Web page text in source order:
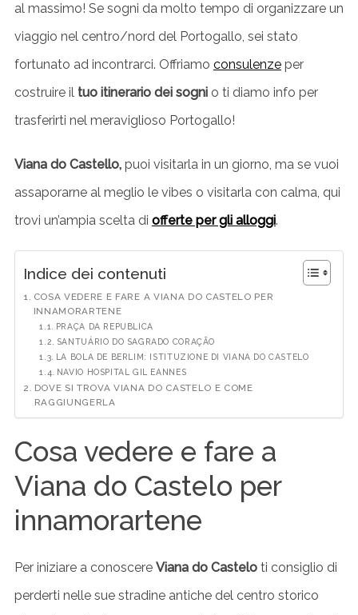
al massimo! Se sogni da molto tempo di organizzare un
viaggio nel centro/nord del Portogallo, sei stato
fortunato ad incontrarci. Offriamo consulenzeper
costruire il tuo itinerario dei sognio ti diamo info per
trasferirti nel meraviglioso Portogallo!
Viana do Castello,puoi visitarla in un giorno, ma se vuoi
assaporarne al meglio le vibes o visitarla con calma, qui
trovi un’ampia scelta di offerte per gli alloggi.
Indice dei contenuti
COSA VEDERE E FARE A VIANA DO CASTELO PER
INNAMORARTENE
PRAÇA DA REPUBLICA
SANTUÁRIO DO SAGRADO CORAÇÃO
LA BOLA DE BERLIM: ISTITUZIONE DI VIANA DO CASTELO
NAVIO HOSPITAL GIL EANNES
DOVE SI TROVA VIANA DO CASTELO E COME
RAGGIUNGERLA
Cosa vedere e fare a
Viana do Castelo per
innamorartene
Per iniziare a conoscere Viana do Casteloti consiglio di
perderti nelle sue stradine antiche del centro storico